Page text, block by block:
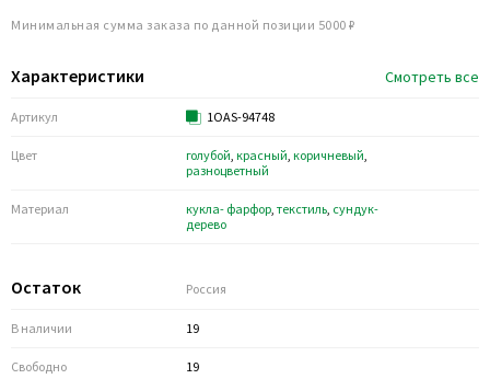
Характеристики Смотреть все
Артикул 1OAS-94748
Цвет голубой, красный, коричневый,
разноцветный
Материал кукла- фарфор, текстиль, сундук-
дерево
Остаток Россия
В наличии 19
Свободно 19
Минимальная сумма заказа по данной позиции 5000 ₽